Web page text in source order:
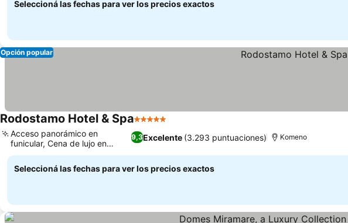
Seleccioná las fechas para ver los precios exactos
Opción popular
Rodostamo Hotel & Spa5 Estrellas
9,3Excelente (3.293 puntuaciones)
Acceso panorámico en
funicular, Cena de lujo en
Avalle Bistro
Komeno
Seleccioná las fechas para ver los precios exactos